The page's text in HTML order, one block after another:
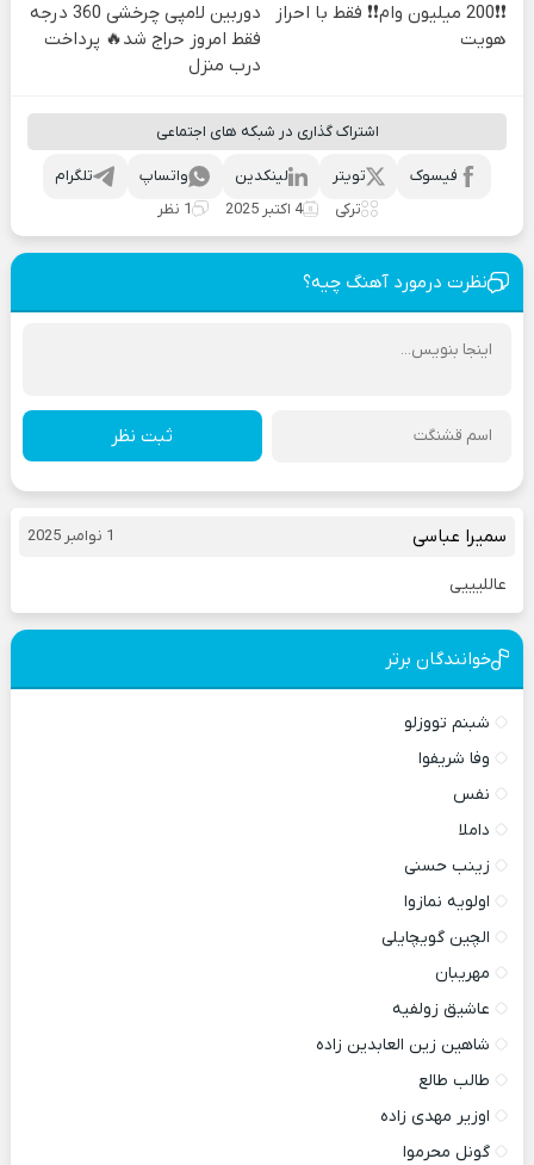
❗❗200 میلیون وام❗❗ فقط با احراز
هویت
دوربین لامپی چرخشی 360 درجه
فقط امروز حراج شد🔥 پرداخت
درب منزل
اشتراک گذاری در شبکه های اجتماعی
تلگرام واتساپ لینکدین تویتر
فیسوک
ترکی
4 اکتبر 2025 1 نظر
نظرت درمورد آهنگ چیه؟
ثبت نظر
سمیرا عباسی 1 نوامبر 2025
عاللیییی
خوانندگان برتر
شبنم تووزلو
وفا شریفوا
نفس
داملا
زینب حسنی
اولویه نمازوا
الچین گویچایلی
مهریبان
عاشیق زولفیه
شاهین زین العابدین زاده
طالب طالع
اوزیر مهدی زاده
گونل محرموا